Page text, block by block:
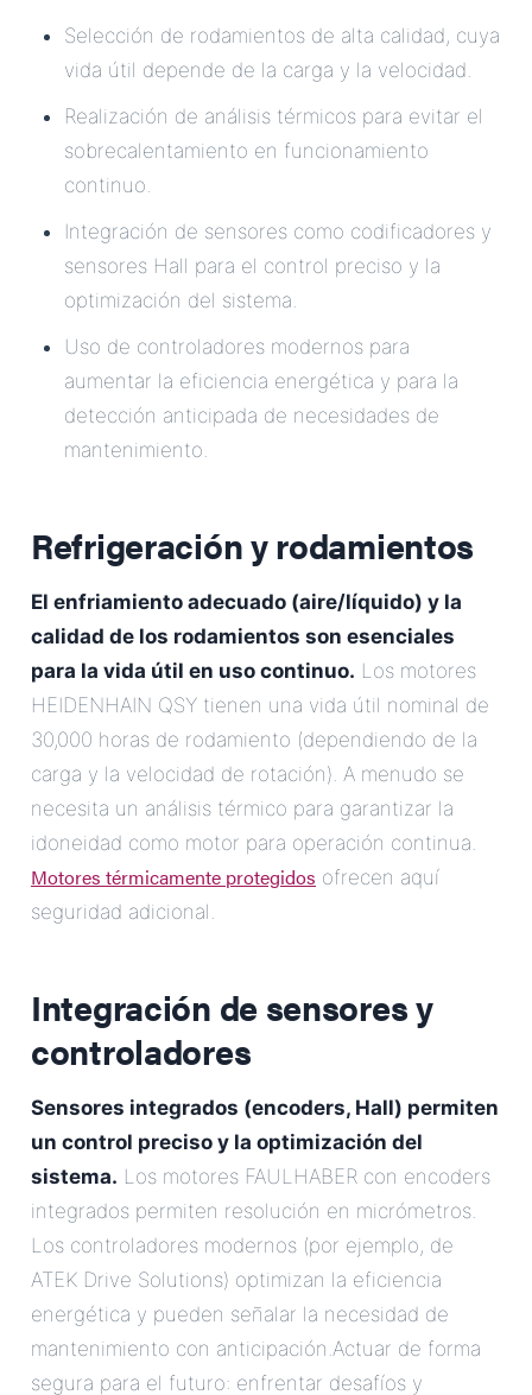
Selección de rodamientos de alta calidad, cuya
vida útil depende de la carga y la velocidad.
Realización de análisis térmicos para evitar el
sobrecalentamiento en funcionamiento
continuo.
Integración de sensores como codificadores y
sensores Hall para el control preciso y la
optimización del sistema.
Uso de controladores modernos para
aumentar la eficiencia energética y para la
detección anticipada de necesidades de
mantenimiento.
Refrigeración y rodamientos
El enfriamiento adecuado (aire/líquido) y la
calidad de los rodamientos son esenciales
para la vida útil en uso continuo. Los motores
HEIDENHAIN QSY tienen una vida útil nominal de
30,000 horas de rodamiento (dependiendo de la
carga y la velocidad de rotación). A menudo se
necesita un análisis térmico para garantizar la
idoneidad como motor para operación continua.
Motores térmicamente protegidos ofrecen aquí
seguridad adicional.
Integración de sensores y
controladores
Sensores integrados (encoders, Hall) permiten
un control preciso y la optimización del
sistema. Los motores FAULHABER con encoders
integrados permiten resolución en micrómetros.
Los controladores modernos (por ejemplo, de
ATEK Drive Solutions) optimizan la eficiencia
energética y pueden señalar la necesidad de
mantenimiento con anticipación.Actuar de forma
segura para el futuro: enfrentar desafíos y